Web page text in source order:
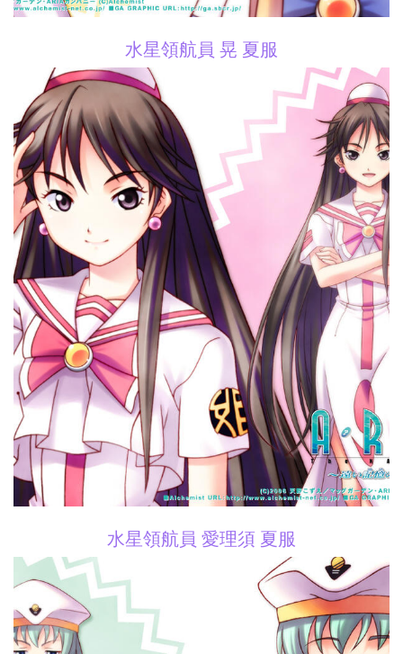
水星領航員 晃 夏服
水星領航員 愛理須 夏服